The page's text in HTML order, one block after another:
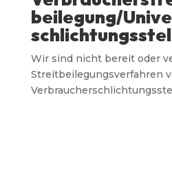
beilegung/
Wir sind nicht bereit oder
Streitbeilegungsverfahren